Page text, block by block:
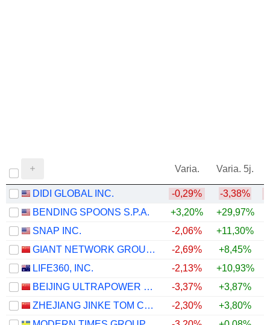
Varia. Varia. 5j.
DIDI GLOBAL INC. -0,29% -3,38%
BENDING SPOONS S.P.A.
+3,20%
+29,97%
SNAP INC.
-2,06% +11,30%
GIANT NETWORK GROUP CO., LTD.
-2,69% +8,45%
LIFE360, INC.
-2,13% +10,93%
BEIJING ULTRAPOWER SOFTWARE CO., LTD.
-3,37% +3,87%
ZHEJIANG JINKE TOM CULTURE INDUSTRY CO., LTD.
-2,30% +3,80%